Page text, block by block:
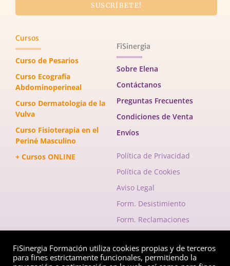
SUSCRÍBETE!
Cursos
Curso de Pesarios
Curso Ecografía
Abdominoperineal
Curso Dermatología de la
Vulva
Curso Fisioterapia en el
Periné Masculino
+ Cursos ONLINE
FiSinergia
Sobre Elena
Contáctanos
Preguntas Frecuentes
Condiciones de Venta
Envíos
Política de Privacidad
Política de Cookies
Aviso Legal
Form. Desistimiento
Form. Reclamaciones
EnvelopeInstagramFacebook-
f
FiSinergia Formación utiliza cookies propias y de terceros
para fines estrictamente funcionales, permitiendo la